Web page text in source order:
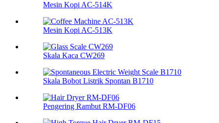
Mesin Kopi AC-514K
Mesin Kopi AC-513K
Skala Kaca CW269
Skala Bobot Listrik Spontan B1710
Pengering Rambut RM-DF06